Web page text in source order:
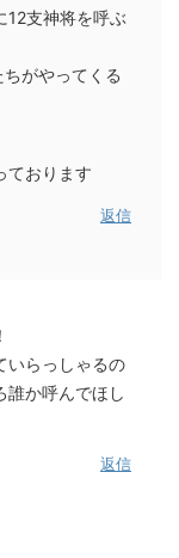
12支神将を呼ぶ
がやってくる
ております
返信
いらっしゃるの
誰か呼んでほし
返信